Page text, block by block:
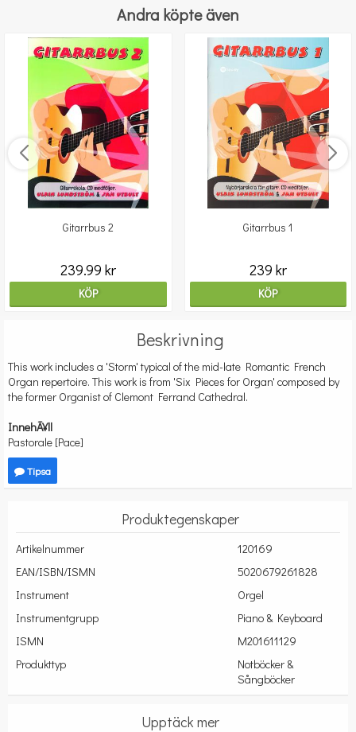
Andra köpte även
Gitarrbus 2
239.99 kr
KÖP
Gitarrbus 1
239 kr
KÖP
Beskrivning
This work includes a 'Storm' typical of the mid-late Romantic French
Organ repertoire. This work is from 'Six Pieces for Organ' composed by
the former Organist of Clemont Ferrand Cathedral.
InnehÃ¥ll
Pastorale [Pace]
Tipsa
Produktegenskaper
Artikelnummer
120169
EAN/ISBN/ISMN
5020679261828
Instrument
Orgel
Instrumentgrupp
Piano & Keyboard
ISMN
M201611129
Produkttyp
Notböcker &
Sångböcker
Upptäck mer